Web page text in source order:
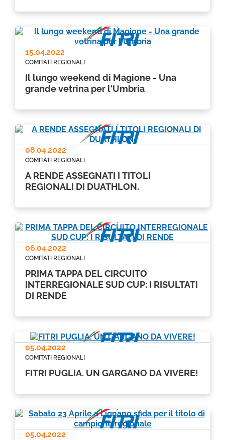
15.04.2022
COMITATI REGIONALI
Il lungo weekend di Magione - Una
grande vetrina per l'Umbria
08.04.2022
COMITATI REGIONALI
A RENDE ASSEGNATI I TITOLI
REGIONALI DI DUATHLON.
06.04.2022
COMITATI REGIONALI
PRIMA TAPPA DEL CIRCUITO
INTERREGIONALE SUD CUP: I RISULTATI
DI RENDE
05.04.2022
COMITATI REGIONALI
FITRI PUGLIA. UN GARGANO DA VIVERE!
05.04.2022